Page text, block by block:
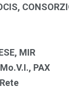
MIR
Mo.V.I., PAX